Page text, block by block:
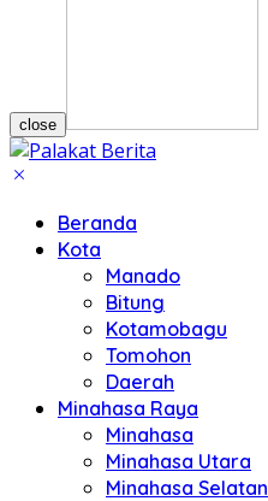
close
Beranda
Kota
Manado
Bitung
Kotamobagu
Tomohon
Daerah
Minahasa Raya
Minahasa
Minahasa Utara
Minahasa Selatan